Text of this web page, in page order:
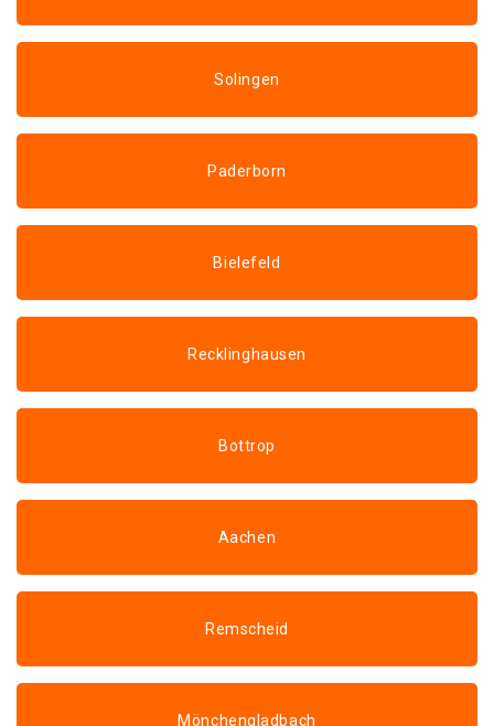
Solingen
Paderborn
Bielefeld
Recklinghausen
Bottrop
Aachen
Remscheid
Mönchengladbach